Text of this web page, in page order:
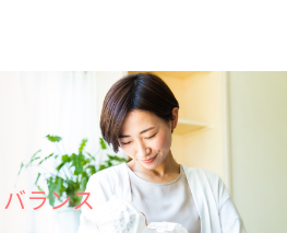
ランス